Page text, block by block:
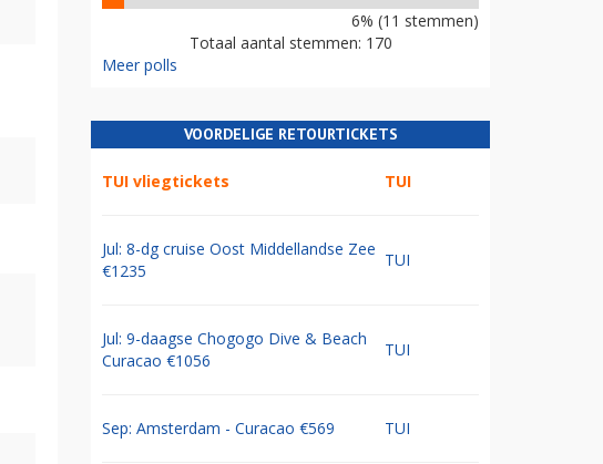
6% (11 stemmen)
Totaal aantal stemmen: 170
Meer polls
VOORDELIGE RETOURTICKETS
TUI vliegtickets TUI
Jul: 8-dg cruise Oost Middellandse Zee
€1235
TUI
Jul: 9-daagse Chogogo Dive & Beach
Curacao €1056
TUI
Sep: Amsterdam - Curacao €569 TUI